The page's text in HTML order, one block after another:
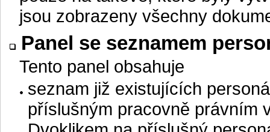
jsou zobrazeny všechny
Panel se seznamem
Tento panel obsahuje
seznam již existujících
příslušným pracovně právním